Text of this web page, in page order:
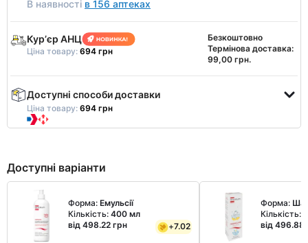
В наявності в 156 аптеках
Курʼєр АНЦ
Ціна товару: 694 грн
Безкоштовно
Термінова доставка:
99,00 грн.
Доступні способи доставки
Ціна товару: 694 грн
Доступні варіанти
Форма: Емульсії
Кількість: 400 мл
від 498.22 грн
+7.02
Форма:
Кількість:
від 496.88